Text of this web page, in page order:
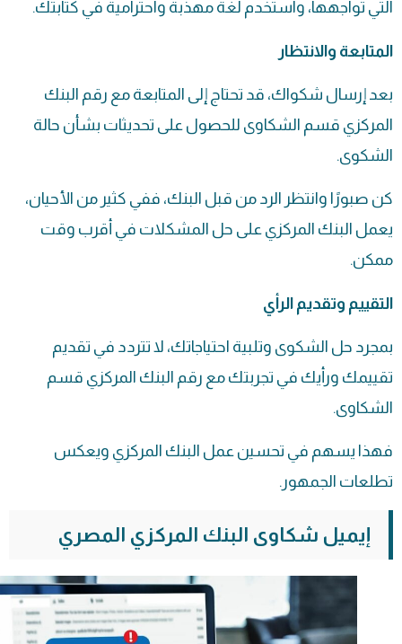
التي تواجهها، واستخدم لغة مهذبة واحترامية في كتابتك.
المتابعة والانتظار
بعد إرسال شكواك، قد تحتاج إلى المتابعة مع رقم البنك
المركزي قسم الشكاوى للحصول على تحديثات بشأن حالة
الشكوى.
كن صبورًا وانتظر الرد من قبل البنك، ففي كثير من الأحيان،
يعمل البنك المركزي على حل المشكلات في أقرب وقت
ممكن.
التقييم وتقديم الرأي
بمجرد حل الشكوى وتلبية احتياجاتك، لا تتردد في تقديم
تقييمك ورأيك في تجربتك مع رقم البنك المركزي قسم
الشكاوى.
فهذا يسهم في تحسين عمل البنك المركزي ويعكس
تطلعات الجمهور.
إيميل شكاوى البنك المركزي المصري